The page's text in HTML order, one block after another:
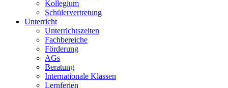
Kollegium
Schülervertretung
Unterricht
Unterrichtszeiten
Fachbereiche
Förderung
AGs
Beratung
Internationale Klassen
Lernferien